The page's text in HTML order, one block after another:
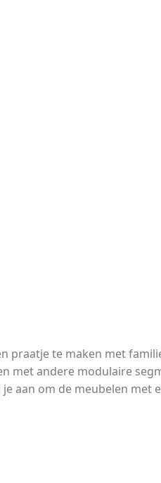
praatje te maken met
met andere modulaire
aan om de meubelen met